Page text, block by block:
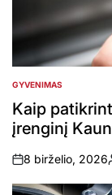
POSTED
IN
GYVENIMAS
Kaip
įrenginį
on
8 birželio, 2026